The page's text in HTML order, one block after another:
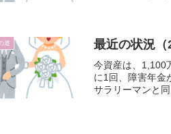
道 最近の状況（
今資産は、1,100
に1回、障害年金
サラリーマンと